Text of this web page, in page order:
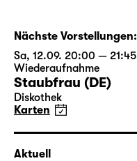
Nächste Vorstellungen:
Sa, 12.09. 20:00 — 21:45
Wiederaufnahme
Staubfrau (DE)
Diskothek
Karten
Aktuell